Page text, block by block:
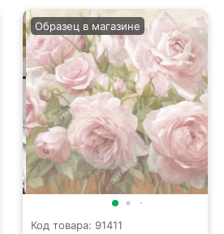
Код товара: 91411
Образец в магазине